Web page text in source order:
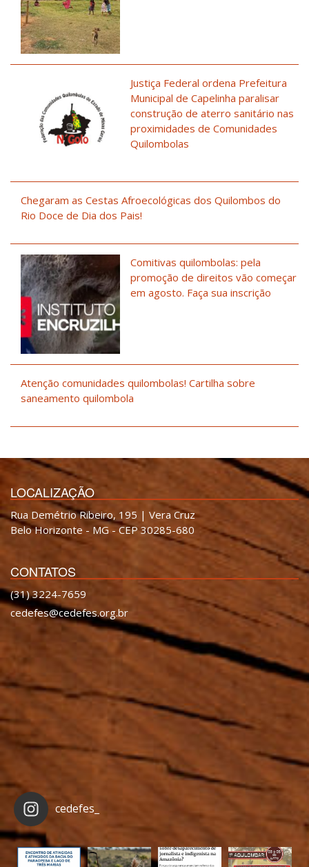
Justiça Federal ordena Prefeitura
Municipal de Capelinha paralisar
construção de aterro sanitário nas
proximidades de Comunidades
Quilombolas
Chegaram as Cestas Afroecológicas dos Quilombos do
Rio Doce de Dia dos Pais!
Comitivas quilombolas: pela
promoção de direitos vão começar
em agosto. Faça sua inscrição
Atenção comunidades quilombolas! Cartilha sobre
saneamento quilombola
LOCALIZAÇÃO
Rua Demétrio Ribeiro, 195 | Vera Cruz
Belo Horizonte - MG - CEP 30285-680
CONTATOS
(31) 3224-7659
cedefes@cedefes.org.br
cedefes_